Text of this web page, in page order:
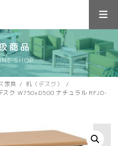
商品
SHOP
家具
机（デスク）
スク W750xD500 ナチュラル RFJD-